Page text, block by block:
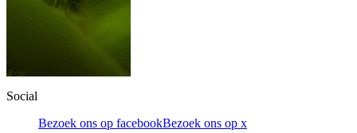
Social
Bezoek ons op facebookBezoek ons op x